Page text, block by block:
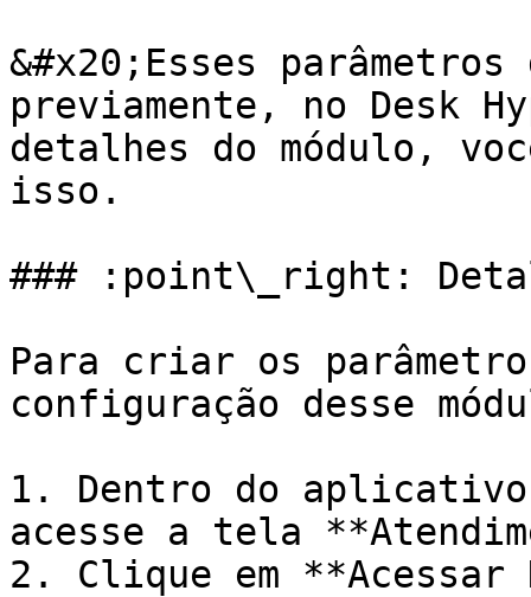
&#x20;Esses
previamente, no Desk
detalhes do módulo,
isso.
### :point\_right:
Para criar os
configuração desse
1. Dentro do
acesse a tela
2. Clique em **Acessar